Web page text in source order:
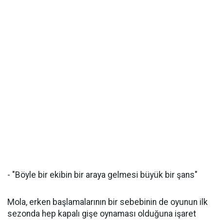
- "Böyle bir ekibin bir araya gelmesi büyük bir şans"
Mola, erken başlamalarının bir sebebinin de oyunun ilk
sezonda hep kapalı gişe oynaması olduğuna işaret